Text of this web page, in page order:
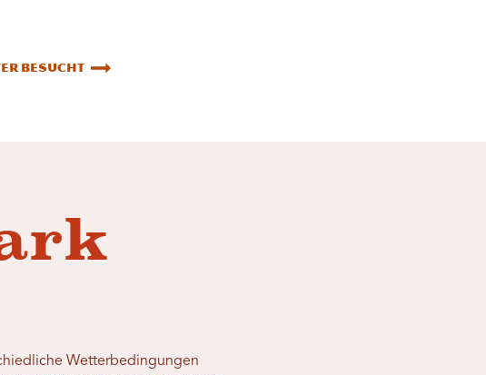
besucht
Wetterbedingungen